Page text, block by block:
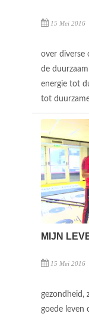
15 Mei 2016
over diverse
de
energie tot
tot
MIJN
15 Mei 2016
gezondheid,
goede leven